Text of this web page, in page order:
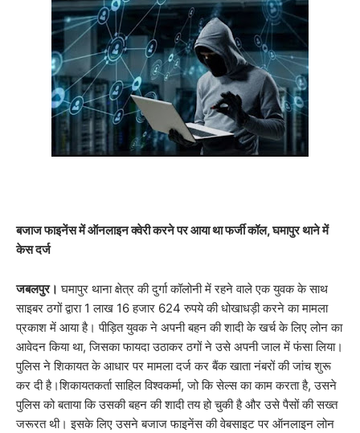
बजाज फाइनेंस में ऑनलाइन क्वेरी करने पर आया था फर्जी कॉल, घमापुर थाने में
केस दर्ज
जबलपुर। घमापुर थाना क्षेत्र की दुर्गा कॉलोनी में रहने वाले एक युवक के साथ
साइबर ठगों द्वारा 1 लाख 16 हजार 624 रुपये की धोखाधड़ी करने का मामला
प्रकाश में आया है। पीड़ित युवक ने अपनी बहन की शादी के खर्च के लिए लोन का
आवेदन किया था, जिसका फायदा उठाकर ठगों ने उसे अपनी जाल में फंसा लिया।
पुलिस ने शिकायत के आधार पर मामला दर्ज कर बैंक खाता नंबरों की जांच शुरू
कर दी है।शिकायतकर्ता साहिल विश्वकर्मा, जो कि सेल्स का काम करता है, उसने
पुलिस को बताया कि उसकी बहन की शादी तय हो चुकी है और उसे पैसों की सख्त
जरूरत थी। इसके लिए उसने बजाज फाइनेंस की वेबसाइट पर ऑनलाइन लोन